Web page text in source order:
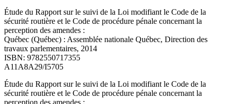
Étude du Rapport sur le suivi de la Loi modifiant le Code de la
sécurité routière et le Code de procédure pénale concernant la
perception des amendes :
Québec (Québec) : Assemblée nationale Québec, Direction des
travaux parlementaires, 2014
ISBN: 9782550717355
A11A8A29/I5705
Étude du Rapport sur le suivi de la Loi modifiant le Code de la
sécurité routière et le Code de procédure pénale concernant la
perception des amendes :